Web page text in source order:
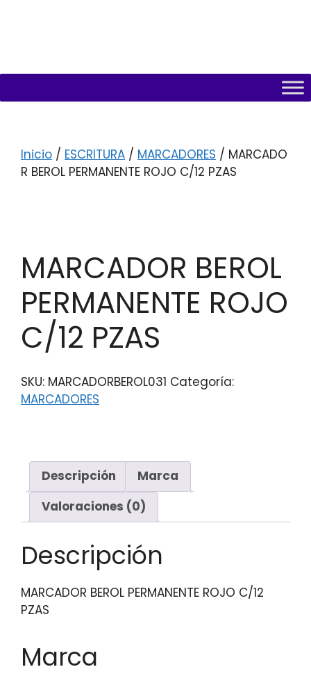
Inicio / ESCRITURA / MARCADORES / MARCADO
R BEROL PERMANENTE ROJO C/12 PZAS
MARCADOR BEROL
PERMANENTE ROJO
C/12 PZAS
SKU: MARCADORBEROL031 Categoría:
MARCADORES
Descripción
Marca
Valoraciones (0)
Descripción
MARCADOR BEROL PERMANENTE ROJO C/12
PZAS
Marca